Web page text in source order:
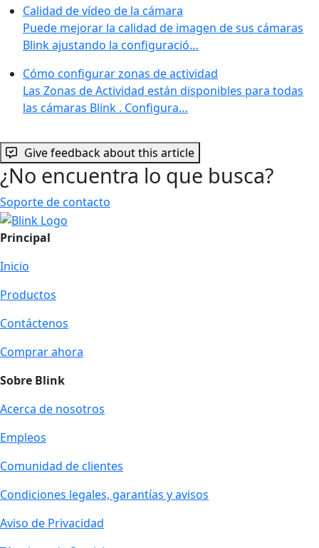
Calidad de vídeo de la cámara
Puede mejorar la calidad de imagen de sus cámaras
Blink ajustando la configuració…
Cómo configurar zonas de actividad
Las Zonas de Actividad están disponibles para todas
las cámaras Blink . Configura…
Give feedback about this article
¿No encuentra lo que busca?
Soporte de contacto
Principal
Inicio
Productos
Contáctenos
Comprar ahora
Sobre Blink
Acerca de nosotros
Empleos
Comunidad de clientes
Condiciones legales, garantías y avisos
Aviso de Privacidad